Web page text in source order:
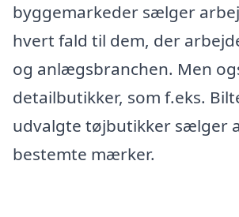
byggemarkeder sælger
hvert fald til dem, der
og anlægsbranchen. Men
detailbutikker, som f.eks.
udvalgte tøjbutikker sælger
bestemte mærker.